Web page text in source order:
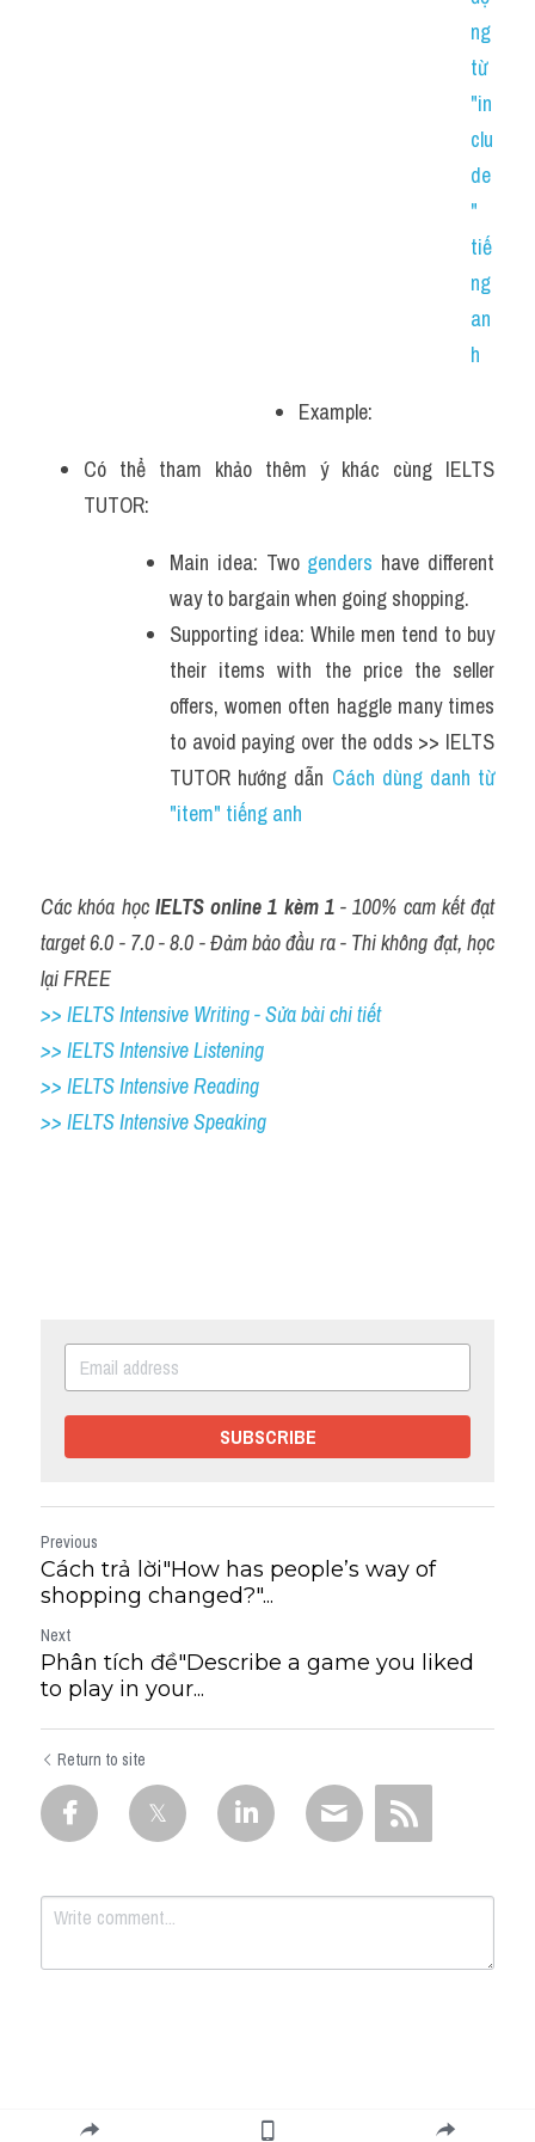
ng
từ
"in
clu
de
"
tiế
ng
an
h
Example:
Có thể tham khảo thêm ý khác cùng IELTS
TUTOR:
Main idea: Two genders have different
way to bargain when going shopping.
Supporting idea: While men tend to buy
their items with the price the seller
offers, women often haggle many times
to avoid paying over the odds >> IELTS
TUTOR hướng dẫn Cách dùng danh từ
"item" tiếng anh
Các khóa học IELTS online 1 kèm 1 - 100% cam kết đạt
target 6.0 - 7.0 - 8.0 - Đảm bảo đầu ra - Thi không đạt, học
lại FREE
>> IELTS Intensive Writing - Sửa bài chi tiết
>> IELTS Intensive Listening
>> IELTS Intensive Reading
>> IELTS Intensive Speaking
SUBSCRIBE
Previous
Cách trả lời"How has people’s way of
shopping changed?"...
Next
Phân tích đề"Describe a game you liked
to play in your...
Return to site
Submit